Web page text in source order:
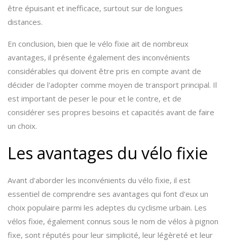
être épuisant et inefficace, surtout sur de longues
distances.
En conclusion, bien que le vélo fixie ait de nombreux
avantages, il présente également des inconvénients
considérables qui doivent être pris en compte avant de
décider de l'adopter comme moyen de transport principal. Il
est important de peser le pour et le contre, et de
considérer ses propres besoins et capacités avant de faire
un choix.
Les avantages du vélo fixie
Avant d'aborder les inconvénients du vélo fixie, il est
essentiel de comprendre ses avantages qui font d'eux un
choix populaire parmi les adeptes du cyclisme urbain. Les
vélos fixie, également connus sous le nom de vélos à pignon
fixe, sont réputés pour leur simplicité, leur légèreté et leur